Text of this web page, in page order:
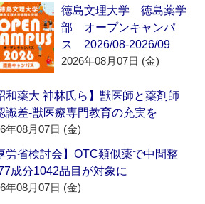
徳島文理大学 徳島薬学
部 オープンキャンパ
ス 2026/08-2026/09
2026年08月07日 (金)
和薬大 神林氏ら】獣医師と薬剤師
識差‐獣医療専門教育の充実を
年08月07日 (金)
労省検討会】OTC類似薬で中間整
成分1042品目が対象に
年08月07日 (金)